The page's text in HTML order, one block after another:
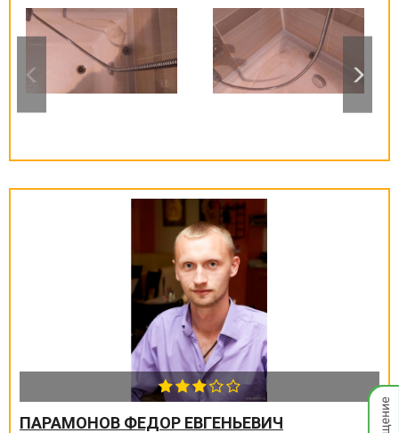
ПАРАМОНОВ ФЕДОР ЕВГЕНЬЕВИЧ